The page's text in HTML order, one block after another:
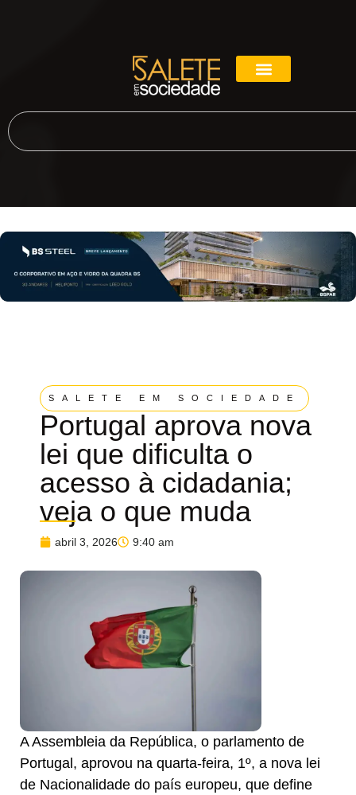
SALETE EM SOCIEDADE
Portugal aprova nova
lei que dificulta o
acesso à cidadania;
veja o que muda
abril 3, 2026 9:40 am
A Assembleia da República, o parlamento de
Portugal, aprovou na quarta-feira, 1º, a nova lei
de Nacionalidade do país europeu, que define